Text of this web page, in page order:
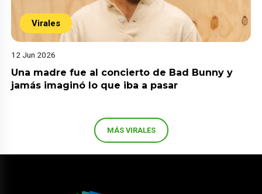
Virales
12 Jun 2026
Una madre fue al concierto de Bad Bunny y
jamás imaginó lo que iba a pasar
MÁS VIRALES